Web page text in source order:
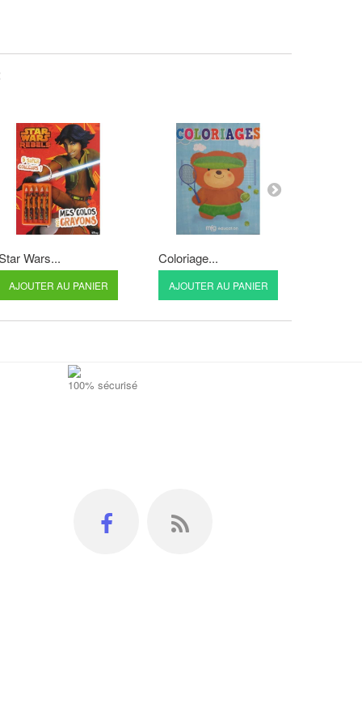
Wars...
AJOUTER AU PANIER
Coloriage...
AJOUTER AU PANIER
100% sécurisé